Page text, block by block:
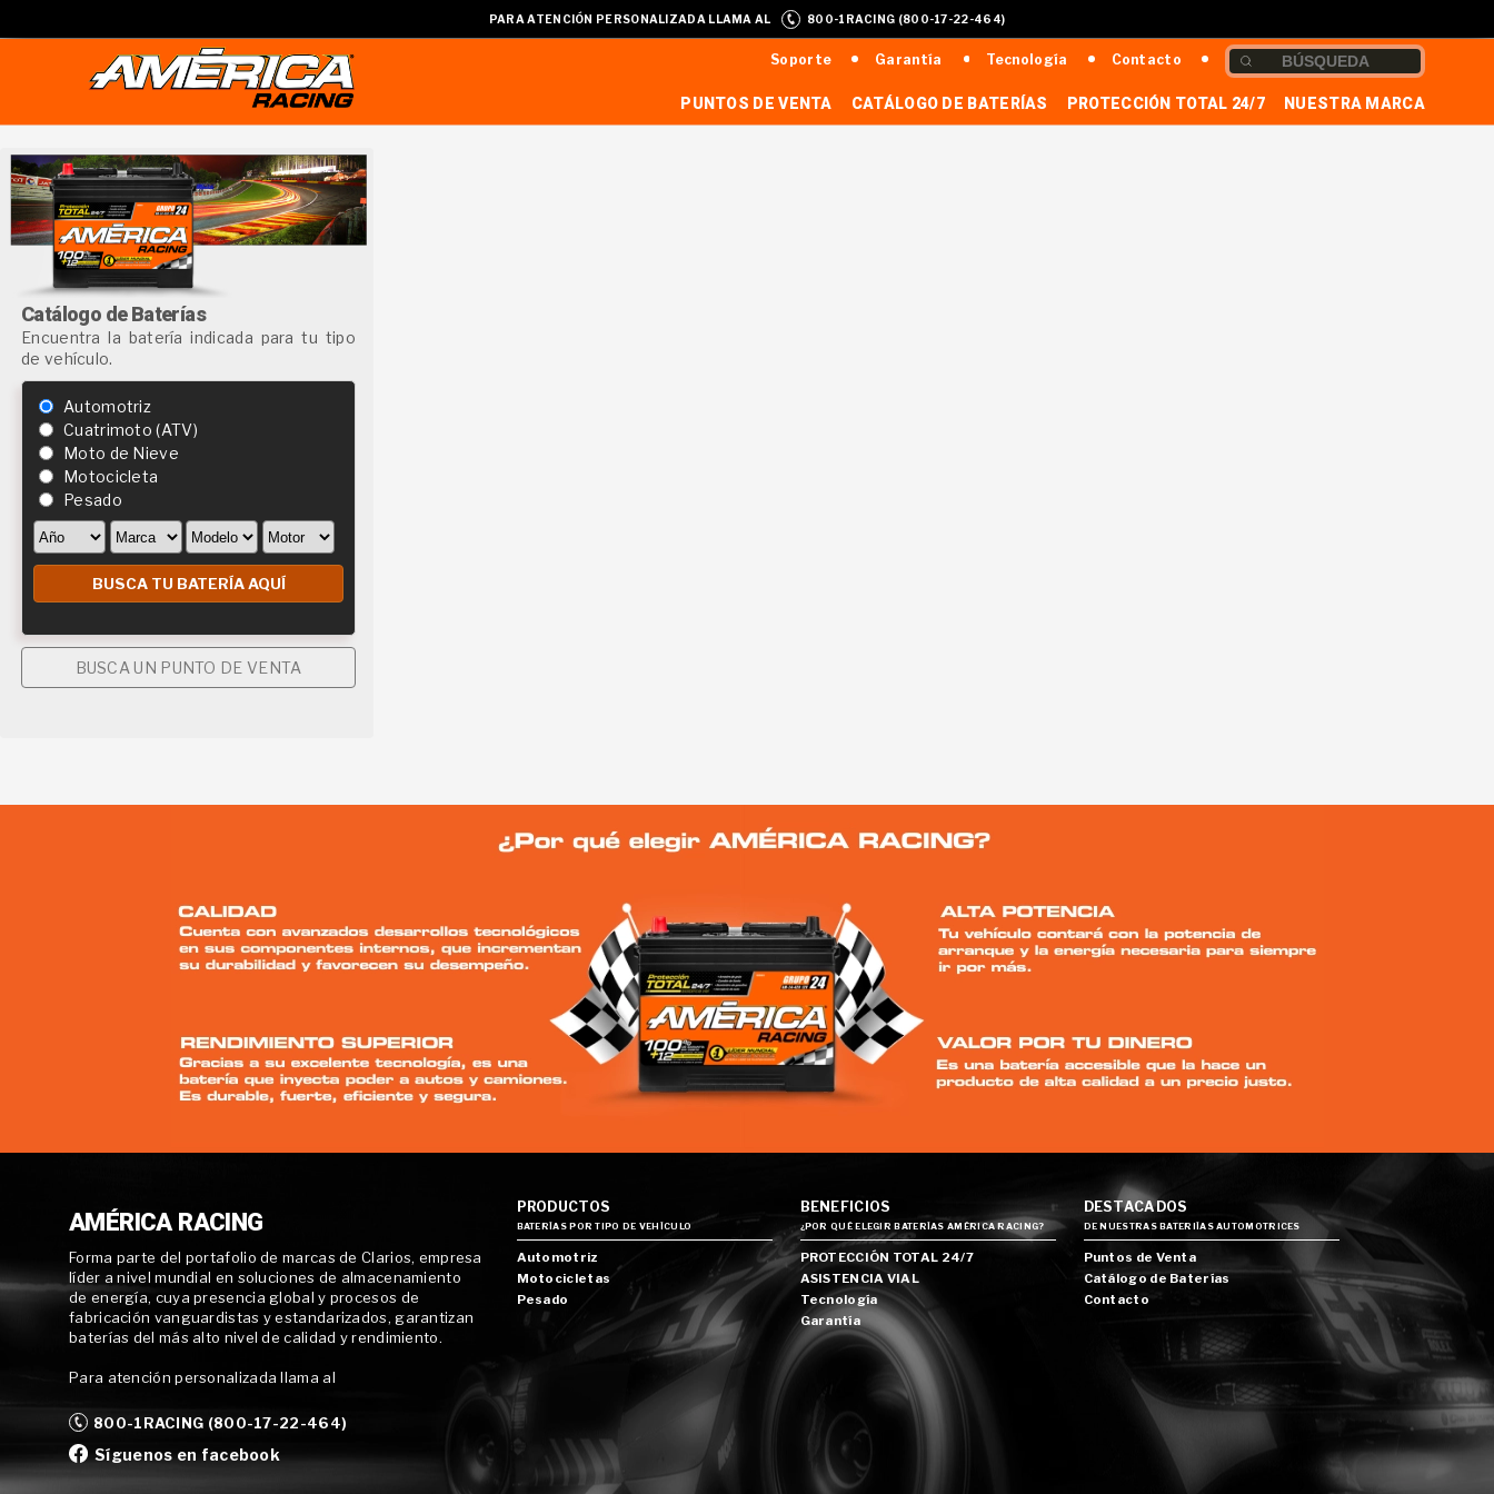
PARA ATENCIÓN PERSONALIZADA LLAMA AL 800-1RACING (800-17-22-464)
Contacto
Tecnología
Garantía
Soporte
NUESTRA MARCA
PROTECCIÓN TOTAL 24/7
CATÁLOGO DE BATERÍAS
PUNTOS DE VENTA
Catálogo de Baterías
Encuentra la batería indicada para tu tipo
de vehículo.
Automotriz
Cuatrimoto (ATV)
Moto de Nieve
Motocicleta
Pesado
BUSCA UN PUNTO DE VENTA
AMÉRICA RACING
Forma parte del portafolio de marcas de Clarios, empresa
líder a nivel mundial en soluciones de almacenamiento
de energía, cuya presencia global y procesos de
fabricación vanguardistas y estandarizados, garantizan
baterías del más alto nivel de calidad y rendimiento.
Para atención personalizada llama al
800-1RACING (800-17-22-464)
Síguenos en facebook
PRODUCTOS
BATERÍAS POR TIPO DE VEHÍCULO
Automotriz
Motocicletas
Pesado
BENEFICIOS
¿POR QUÉ ELEGIR BATERÍAS AMÉRICA RACING?
PROTECCIÓN TOTAL 24/7
ASISTENCIA VIAL
Tecnología
Garantía
DESTACADOS
DE NUESTRAS BATERIÍAS AUTOMOTRICES
Puntos de Venta
Catálogo de Baterías
Contacto